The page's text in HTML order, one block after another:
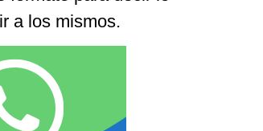
a los mismos.